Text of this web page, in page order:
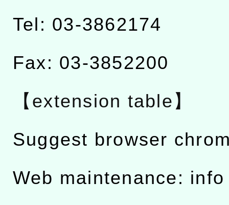
Tel: 03-3862174
Fax: 03-3852200
【extension table】
Suggest browser
Web maintenance: